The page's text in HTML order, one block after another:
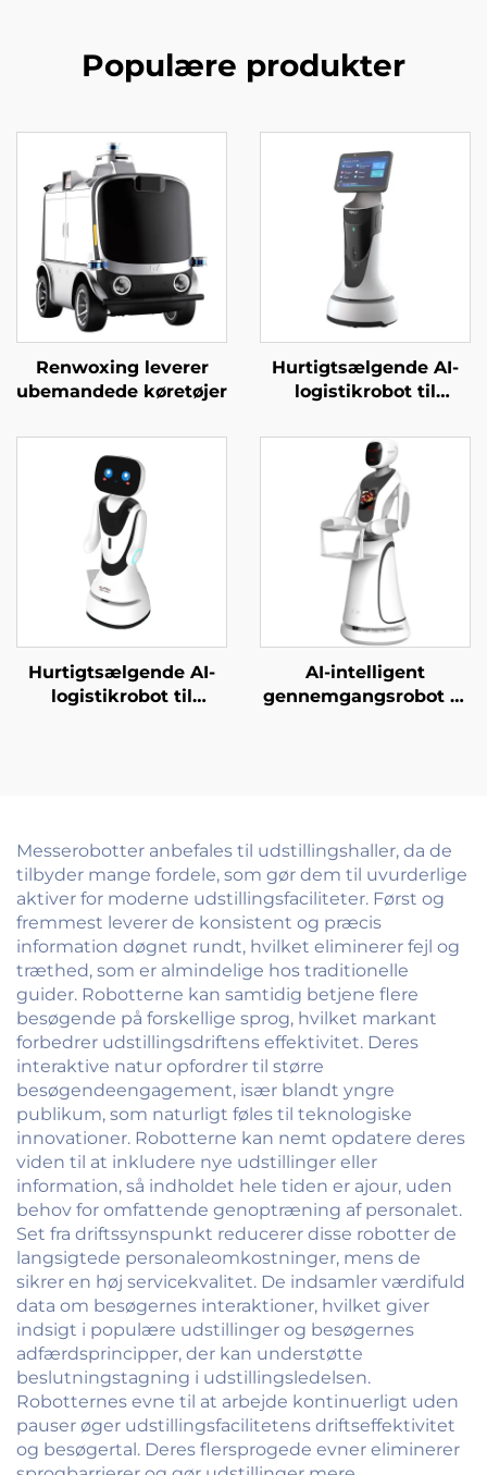
Populære produkter
Renwoxing leverer
ubemandede køretøjer
Hurtigtsælgende AI-
logistikrobot til
af mad Væsentlig
servicebot til
restauranter og
hoteller
Hurtigtsælgende AI-
logistikrobot til
AI-intelligent
gennemgangsrobot til
Messerobotter anbefales til udstillingshaller, da de
tilbyder mange fordele, som gør dem til uvurderlige
aktiver for moderne udstillingsfaciliteter. Først og
fremmest leverer de konsistent og præcis
information døgnet rundt, hvilket eliminerer fejl og
træthed, som er almindelige hos traditionelle
guider. Robotterne kan samtidig betjene flere
besøgende på forskellige sprog, hvilket markant
forbedrer udstillingsdriftens effektivitet. Deres
interaktive natur opfordrer til større
besøgendeengagement, især blandt yngre
publikum, som naturligt føles til teknologiske
innovationer. Robotterne kan nemt opdatere deres
viden til at inkludere nye udstillinger eller
information, så indholdet hele tiden er ajour, uden
behov for omfattende genoptræning af personalet.
Set fra driftssynspunkt reducerer disse robotter de
langsigtede personaleomkostninger, mens de
sikrer en høj servicekvalitet. De indsamler værdifuld
data om besøgernes interaktioner, hvilket giver
indsigt i populære udstillinger og besøgernes
adfærdsprincipper, der kan understøtte
beslutningstagning i udstillingsledelsen.
Robotternes evne til at arbejde kontinuerligt uden
pauser øger udstillingsfacilitetens driftseffektivitet
og besøgertal. Deres flersprogede evner eliminerer